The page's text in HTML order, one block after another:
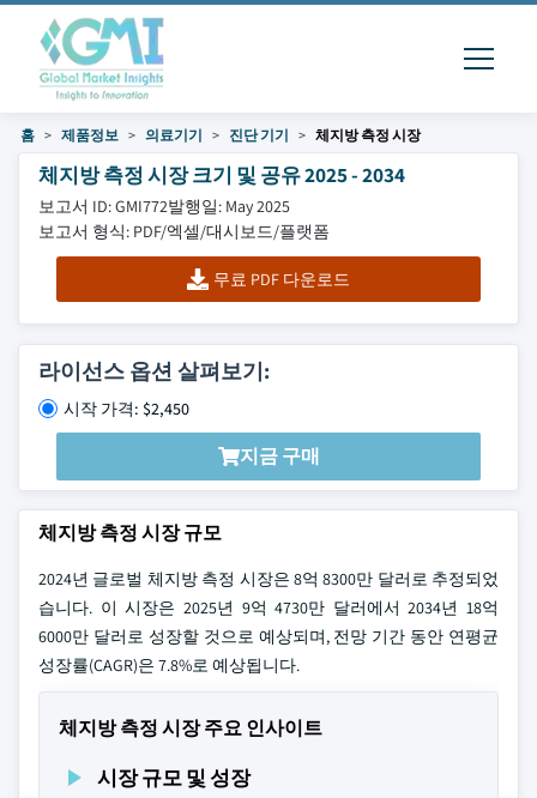
홈 제품정보 의료기기 진단 기기 체지방 측정 시장
체지방 측정 시장 크기 및 공유 2025 - 2034
보고서 ID: GMI772발행일: May 2025
보고서 형식: PDF/엑셀/대시보드/플랫폼
무료 PDF 다운로드
라이선스 옵션 살펴보기:
시작 가격: $2,450
지금 구매
체지방 측정 시장 규모
2024년 글로벌 체지방 측정 시장은 8억 8300만 달러로 추정되었
습니다. 이 시장은 2025년 9억 4730만 달러에서 2034년 18억
6000만 달러로 성장할 것으로 예상되며, 전망 기간 동안 연평균
성장률(CAGR)은 7.8%로 예상됩니다.
체지방 측정 시장 주요 인사이트
시장 규모 및 성장